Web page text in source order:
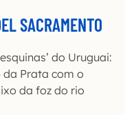
SACRAMENTO
do Uruguai:
da Prata com o
da foz do rio